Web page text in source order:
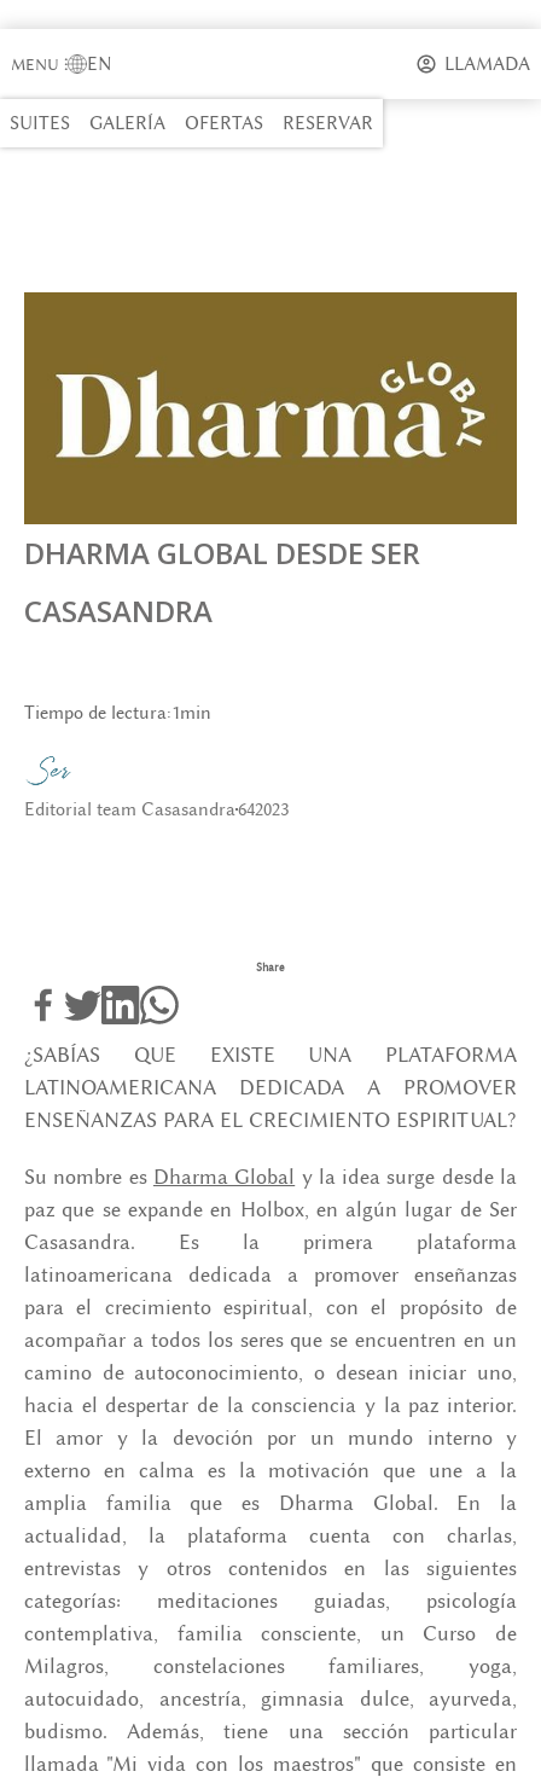
MENU ⋮ EN LLAMADA
SUITES GALERÍA OFERTAS RESERVAR
DHARMA GLOBAL DESDE SER
CASASANDRA
Tiempo de lectura:1min
Editorial team Casasandra642023
Share
¿SABÍAS QUE EXISTE UNA PLATAFORMA
LATINOAMERICANA DEDICADA A PROMOVER
ENSEÑANZAS PARA EL CRECIMIENTO ESPIRITUAL?
Su nombre es Dharma Global y la idea surge desde la
paz que se expande en Holbox, en algún lugar de Ser
Casasandra. Es la primera plataforma
latinoamericana dedicada a promover enseñanzas
para el crecimiento espiritual, con el propósito de
acompañar a todos los seres que se encuentren en un
camino de autoconocimiento, o desean iniciar uno,
hacia el despertar de la consciencia y la paz interior.
El amor y la devoción por un mundo interno y
externo en calma es la motivación que une a la
amplia familia que es Dharma Global. En la
actualidad, la plataforma cuenta con charlas,
entrevistas y otros contenidos en las siguientes
categorías: meditaciones guiadas, psicología
contemplativa, familia consciente, un Curso de
Milagros, constelaciones familiares, yoga,
autocuidado, ancestría, gimnasia dulce, ayurveda,
budismo. Además, tiene una sección particular
llamada "Mi vida con los maestros" que consiste en